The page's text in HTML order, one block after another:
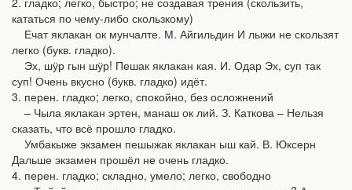
кататься по чему-либо скользкому)
Ечат яклакан ок мунчалте. М. Айгильдин И лыжи не скользят
легко (букв. гладко).
Эх, шӱр гын шӱр! Пешак яклакан кая. И. Одар Эх, суп так
суп! Очень вкусно (букв. гладко) идёт.
3. перен. гладко; легко, спокойно, без осложнений
– Чыла яклакан эртен, манаш ок лий. З. Каткова – Нельзя
сказать, что всё прошло гладко.
Умбакыже экзамен пешыжак яклакан ыш кай. В. Юксерн
Дальше экзамен прошёл не очень гладко.
4. перен. гладко; складно, умело; легко, свободно